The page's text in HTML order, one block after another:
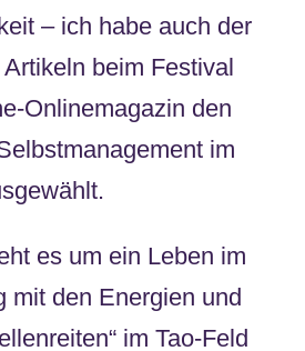
– ich habe auch der
beim Festival
Onlinemagazin den
im
es um ein Leben im
mit den Energien und
im Tao-Feld